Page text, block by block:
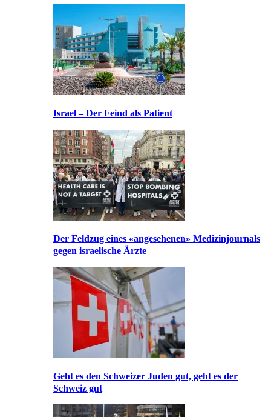
Israel – Der Feind als Patient
Der Feldzug eines «angesehenen» Medizinjournals
gegen israelische Ärzte
Geht es den Schweizer Juden gut, geht es der
Schweiz gut